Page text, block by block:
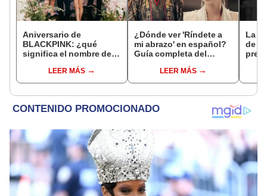
Aniversario de
BLACKPINK: ¿qué
significa el nombre del
del mundo?
LEER MÁS
¿Dónde ver 'Ríndete a
mi abrazo' en español?
Guía completa del
LEER MÁS
La
de